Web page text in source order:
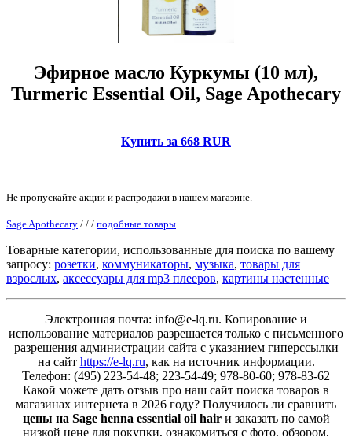
Эфирное масло Куркумы (10 мл),
Turmeric Essential Oil, Sage Apothecary
Купить за 668 RUR
Не пропускайте акции и распродажи в нашем магазине.
Sage Apothecary / / / подобные товары
Товарные категории, использованные для поиска по вашему
запросу: розетки, коммуникаторы, музыка, товары для
взрослых, аксессуары для mp3 плееров, картины настенные
Электронная почта: info@e-lq.ru. Копирование и
использование материалов разрешается только с письменного
разрешения администрации сайта с указанием гиперссылки
на сайт https://e-lq.ru, как на источник информации.
Телефон: (495) 223-54-48; 223-54-49; 978-80-60; 978-83-62
Какой можете дать отзыв про наш сайт поиска товаров в
магазинах интернета в 2026 году? Получилось ли сравнить
цены на Sage henna essential oil hairи заказать по самой
низкой цене для покупки, ознакомиться с фото, обзором,